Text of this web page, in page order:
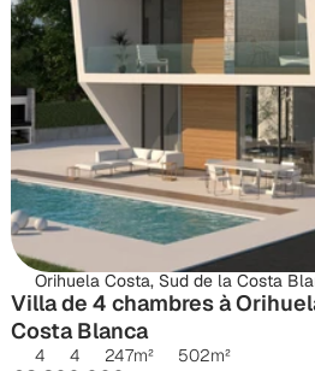
Orihuela Costa, Sud de la Costa
Villa de 4 chambres à
Costa Blanca
4 4 247m² 502m²